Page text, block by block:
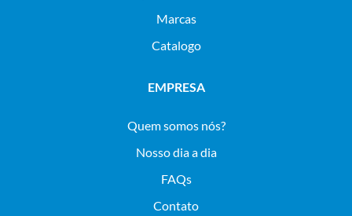
Marcas
Catalogo
EMPRESA
Quem somos nós?
Nosso dia a dia
FAQs
Contato